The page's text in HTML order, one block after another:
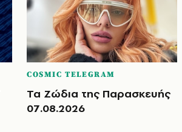
COSMIC TELEGRAM
Τα Ζώδια της Παρασκευής
07.08.2026